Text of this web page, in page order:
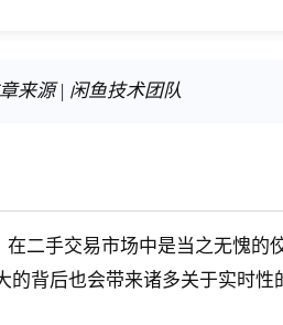
来源 | 闲鱼技术团队
在二手交易市场中是当之无愧
背后也会带来诸多关于实时性